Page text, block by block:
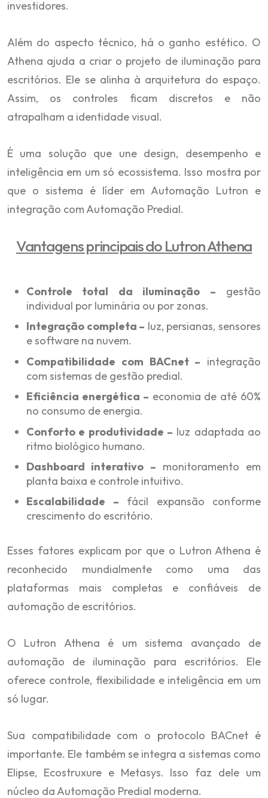
investidores.
Além do aspecto técnico, há o ganho estético. O
Athena ajuda a criar o projeto de iluminação para
escritórios. Ele se alinha à arquitetura do espaço.
Assim, os controles ficam discretos e não
atrapalham a identidade visual.
É uma solução que une design, desempenho e
inteligência em um só ecossistema. Isso mostra por
que o sistema é líder em Automação Lutron e
integração com Automação Predial.
Vantagens principais do Lutron Athena
Controle total da iluminação – gestão
individual por luminária ou por zonas.
Integração completa – luz, persianas, sensores
e software na nuvem.
Compatibilidade com BACnet – integração
com sistemas de gestão predial.
Eficiência energética – economia de até 60%
no consumo de energia.
Conforto e produtividade – luz adaptada ao
ritmo biológico humano.
Dashboard interativo – monitoramento em
planta baixa e controle intuitivo.
Escalabilidade – fácil expansão conforme
crescimento do escritório.
Esses fatores explicam por que o Lutron Athena é
reconhecido mundialmente como uma das
plataformas mais completas e confiáveis de
automação de escritórios.
O Lutron Athena é um sistema avançado de
automação de iluminação para escritórios. Ele
oferece controle, flexibilidade e inteligência em um
só lugar.
Sua compatibilidade com o protocolo BACnet é
importante. Ele também se integra a sistemas como
Elipse, Ecostruxure e Metasys. Isso faz dele um
núcleo da Automação Predial moderna.